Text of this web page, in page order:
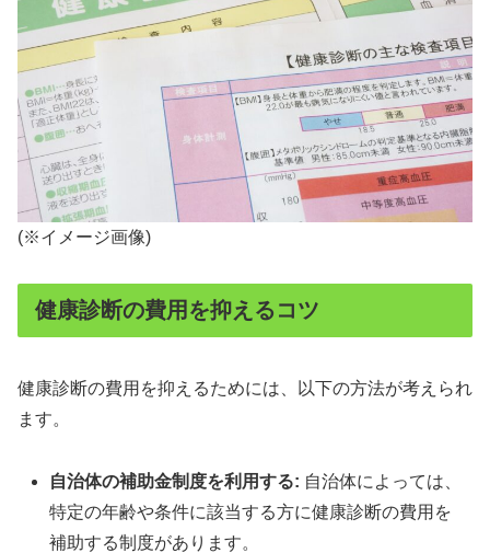
(※イメージ画像)
健康診断の費用を抑えるコツ
健康診断の費用を抑えるためには、以下の方法が考えられ
ます。
自治体の補助金制度を利用する: 自治体によっては、
特定の年齢や条件に該当する方に健康診断の費用を
補助する制度があります。